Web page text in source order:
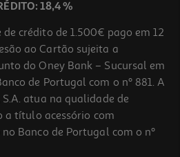
18,4 %
crédito de 1.500€ pago em 12
ao Cartão sujeita a
do Oney Bank – Sucursal em
de Portugal com o nº 881. A
atua na qualidade de
a título acessório com
Banco de Portugal com o nº